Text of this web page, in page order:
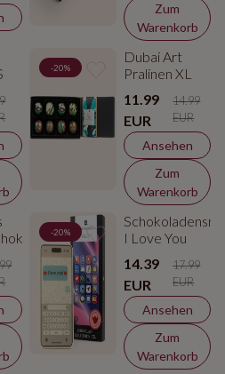
Zum
Warenkorb
-20%
Dubai Art
Pralinen XL
11.99
EUR
14.99
EUR
Ansehen
Zum
Warenkorb
-20%
I Love You
14.39
EUR
17.99
EUR
Ansehen
Zum
Warenkorb